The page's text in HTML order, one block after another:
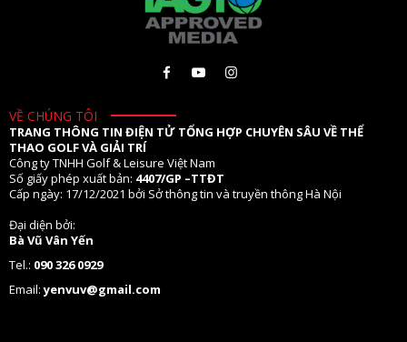
VỀ CHÚNG TÔI
TRANG THÔNG TIN ĐIỆN TỬ TỔNG HỢP CHUYÊN SÂU VỀ THỂ
THAO GOLF VÀ GIẢI TRÍ
Công ty TNHH Golf & Leisure Việt Nam
Số giấy phép xuất bản: 4407/GP –TTĐT
Cấp ngày: 17/12/2021 bởi Sở thông tin và truyền thông Hà Nội
Đại diện bởi:
Bà Vũ Vân Yến
Tel.: 090 326 0929
Email:yenvuv@gmail.com